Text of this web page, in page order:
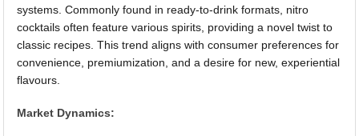
systems. Commonly found in ready-to-drink formats, nitro
cocktails often feature various spirits, providing a novel twist to
classic recipes. This trend aligns with consumer preferences for
convenience, premiumization, and a desire for new, experiential
flavours.
Market Dynamics: